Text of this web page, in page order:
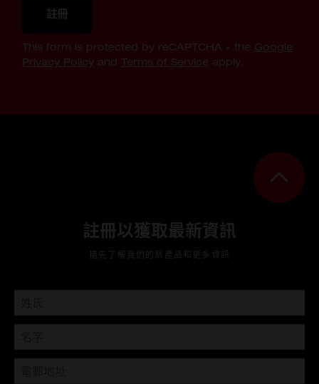
註冊
This form is protected by reCAPTCHA - the Google
Privacy Policyand Terms of Service apply.
註冊以獲取最新資訊
搶先了解我們的新產品和更多資訊